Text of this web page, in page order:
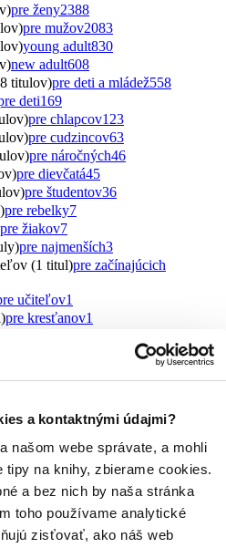
a kontaktnými údajmi?
našom webe správate, a mohli
na knihy, zbierame cookies.
a bez nich by naša stránka
toho používame analytické
zisťovať, ako náš web
pre ženy2388
pre mužov2083
young adult830
new adult608
titulov)pre deti a mládež558
deti169
pre chlapcov123
pre cudzincov63
pre náročných46
pre dievčatá45
pre študentov36
pre rebelky7
pre žiakov7
pre najmenších3
(1 titul)pre začínajúcich
učiteľov1
pre kresťanov1
Spojené štáty3127
severský 365
Francúzsko
255
253
Austrália 199
Kanada 195
Švédsko177